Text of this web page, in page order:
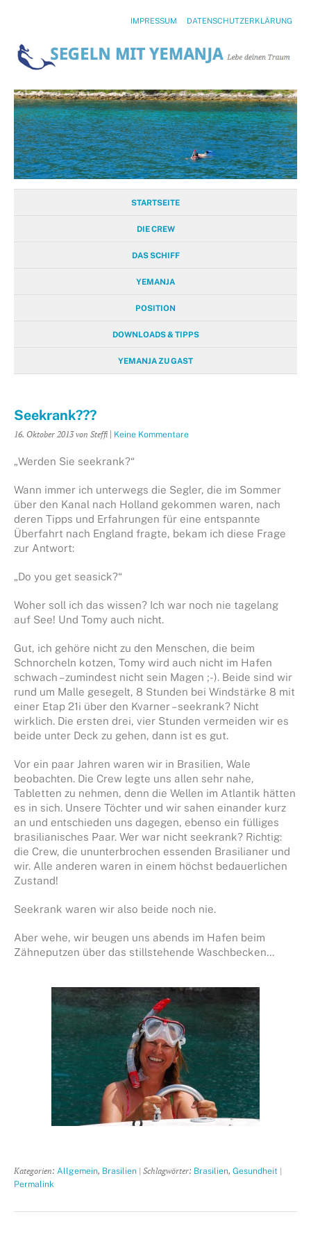
IMPRESSUM DATENSCHUTZERKLÄRUNG
STARTSEITE
DIE CREW
DAS SCHIFF
YEMANJA
POSITION
DOWNLOADS & TIPPS
YEMANJA ZU GAST
Seekrank???
16. Oktober 2013von Steffi Keine Kommentare
„Werden Sie seekrank?“
Wann immer ich unterwegs die Segler, die im Sommer
über den Kanal nach Holland gekommen waren, nach
deren Tipps und Erfahrungen für eine entspannte
Überfahrt nach England fragte, bekam ich diese Frage
zur Antwort:
„Do you get seasick?“
Woher soll ich das wissen? Ich war noch nie tagelang
auf See! Und Tomy auch nicht.
Gut, ich gehöre nicht zu den Menschen, die beim
Schnorcheln kotzen, Tomy wird auch nicht im Hafen
schwach – zumindest nicht sein Magen ;-). Beide sind wir
rund um Malle gesegelt, 8 Stunden bei Windstärke 8 mit
einer Etap 21i über den Kvarner – seekrank? Nicht
wirklich. Die ersten drei, vier Stunden vermeiden wir es
beide unter Deck zu gehen, dann ist es gut.
Vor ein paar Jahren waren wir in Brasilien, Wale
beobachten. Die Crew legte uns allen sehr nahe,
Tabletten zu nehmen, denn die Wellen im Atlantik hätten
es in sich. Unsere Töchter und wir sahen einander kurz
an und entschieden uns dagegen, ebenso ein fülliges
brasilianisches Paar. Wer war nicht seekrank? Richtig:
die Crew, die ununterbrochen essenden Brasilianer und
wir. Alle anderen waren in einem höchst bedauerlichen
Zustand!
Seekrank waren wir also beide noch nie.
Aber wehe, wir beugen uns abends im Hafen beim
Zähneputzen über das stillstehende Waschbecken…
Kategorien: Allgemein, Brasilien | Schlagwörter: Brasilien, Gesundheit |
Permalink